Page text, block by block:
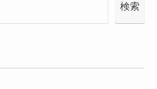
検索